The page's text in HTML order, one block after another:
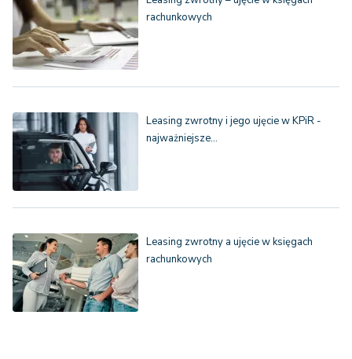
rachunkowych
Leasing zwrotny i jego ujęcie w KPiR -
najważniejsze…
Leasing zwrotny a ujęcie w księgach
rachunkowych